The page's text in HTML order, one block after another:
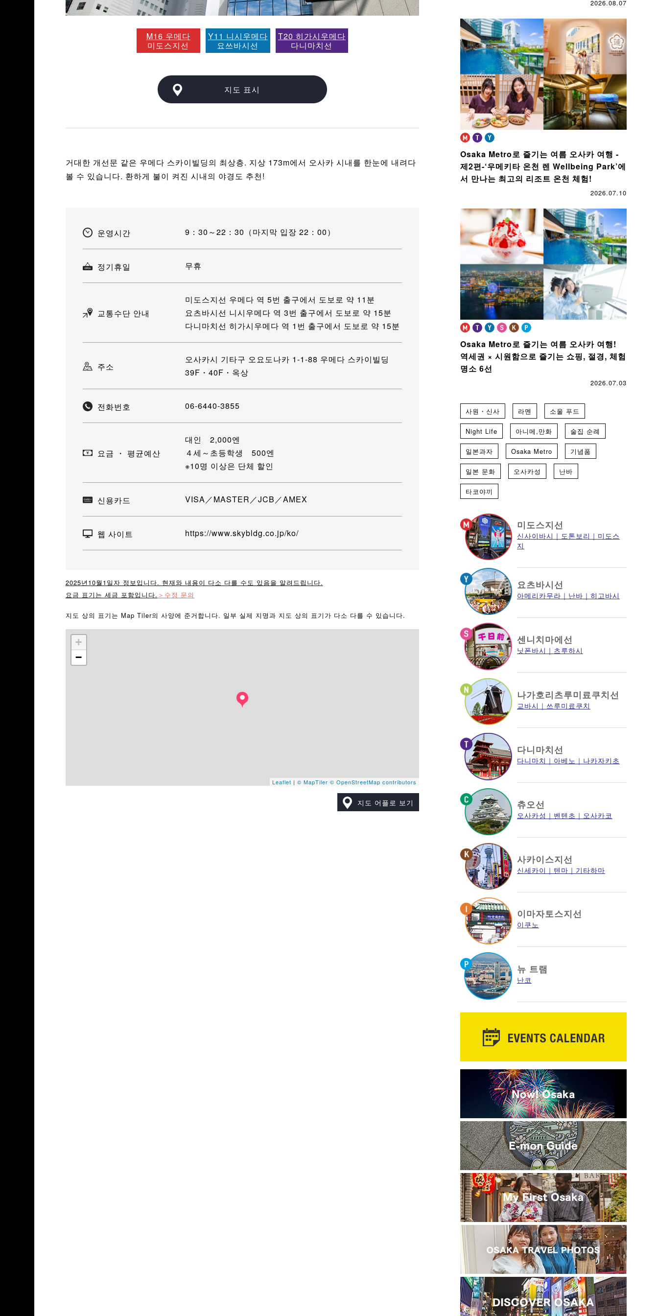
M16 우메다
미도스지선
Y11 니시우메다
요쓰바시선
T20 히가시우메다
다니마치선
지도 표시
거대한 개선문 같은 우메다 스카이빌딩의 최상층. 지상 173m에서 오사카 시내를 한눈에 내려다
볼 수 있습니다. 환하게 불이 켜진 시내의 야경도 추천!
운영시간 9：30～22：30（마지막 입장 22：00）
정기휴일 무휴
교통수단 안내
미도스지선 우메다 역 5번 출구에서 도보로 약 11분
요츠바시선 니시우메다 역 3번 출구에서 도보로 약 15분
다니마치선 히가시우메다 역 1번 출구에서 도보로 약 15분
주소
오사카시 기타구 오요도나카 1-1-88 우메다 스카이빌딩
39F・40F・옥상
전화번호 06-6440-3855
요금 ・ 평균예산
대인 2,000엔
４세～초등학생 500엔
※10명 이상은 단체 할인
신용카드 VISA／MASTER／JCB／AMEX
웹 사이트 https://www.skybldg.co.jp/ko/
2025년10월1일자 정보입니다. 현재와 내용이 다소 다를 수도 있음을 알려드립니다.
요금 표기는 세금 포함입니다. ＞수정 문의
지도 상의 표기는 Map Tiler의 사양에 준거합니다. 일부 실제 지명과 지도 상의 표기가 다소 다를 수 있습니다.
+
−
Leaflet |© MapTiler © OpenStreetMap contributors
지도 어플로 보기
2026.08.07
Osaka Metro로 즐기는 여름 오사카 여행 -
제2편-‘우메키타 온천 렌 Wellbeing Park’에
서 만나는 최고의 리조트 온천 체험!
2026.07.10
Osaka Metro로 즐기는 여름 오사카 여행!
역세권 × 시원함으로 즐기는 쇼핑, 절경, 체험
명소 6선
2026.07.03
사원・신사 라멘 소울 푸드
Night Life 아니메,만화 술집 순례
일본과자 Osaka Metro 기념품
일본 문화 오사카성 난바
타코야끼
미도스지선
신사이바시 도톤보리
미도스
지
요츠바시선
아메리카무라 난바 히고바시
센니치마에선
닛폰바시 츠루하시
나가호리츠루미료쿠치선
교바시 쓰루미료쿠치
다니마치선
다니마치 아베노 나카자키초
츄오선
오사카성 벤텐초 오사카코
사카이스지선
신세카이 텐마 기타하마
이마자토스지선
이쿠노
뉴 트램
난코